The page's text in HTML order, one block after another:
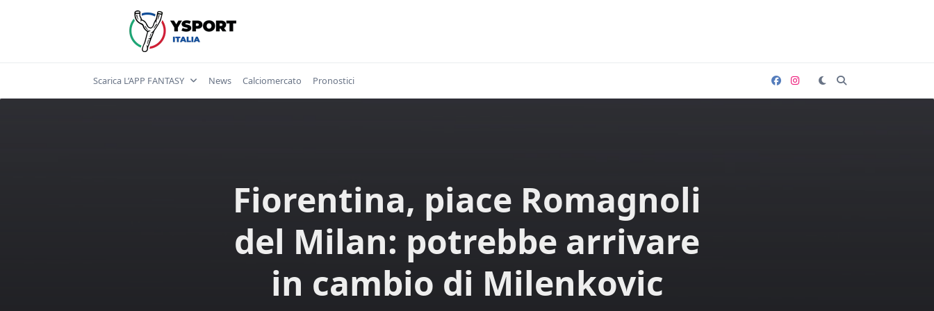
Scarica L’APP FANTASY News Calciomercato Pronostici
Fiorentina, piace Romagnoli
del Milan: potrebbe arrivare
in cambio di Milenkovic